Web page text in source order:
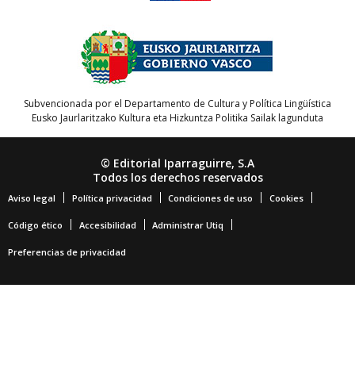
Subvencionada por el Departamento de Cultura y Política Lingüística
Eusko Jaurlaritzako Kultura eta Hizkuntza Politika Sailak lagunduta
© Editorial Iparraguirre, S.A
Todos los derechos reservados
Aviso legal Política privacidad Condiciones de uso Cookies
Código ético Accesibilidad Administrar Utiq
Preferencias de privacidad